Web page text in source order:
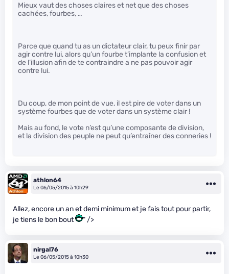
Mieux vaut des choses claires et net que des choses
cachées, fourbes, …
Parce que quand tu as un dictateur clair, tu peux finir par
agir contre lui, alors qu’un fourbe t’implante la confusion et
de l’illusion afin de te contraindre a ne pas pouvoir agir
contre lui.
Du coup, de mon point de vue, il est pire de voter dans un
système fourbes que de voter dans un système clair !
Mais au fond, le vote n’est qu’une composante de division,
et la division des peuple ne peut qu’entraîner des conneries !
athlon64
Le 06/05/2015 à 10h29
Allez, encore un an et demi minimum et je fais tout pour partir,
je tiens le bon bout
" />
nirgal76
Le 06/05/2015 à 10h30